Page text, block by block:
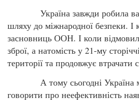
Україна завжди робила
шляху до міжнародної безпеки. І
засновниць ООН. І коли
зброї, а натомість у 21-му
території та продовжує втрачати
А тому сьогодні Україна
говорити про неефективність